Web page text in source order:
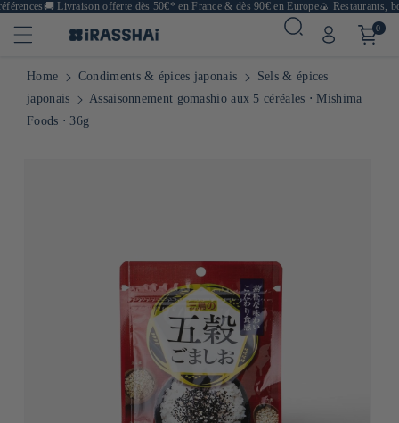
🚚Livraison offerte dès 50€* en France & dès 90€ en Europe🍙 Restaurants,
0
Home Condiments & épices japonais
Sels & épices
japonais
Assaisonnement gomashio aux 5 céréales ⋅ Mishima
Foods ⋅ 36g